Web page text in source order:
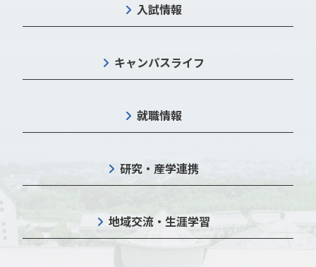
入試情報
キャンパスライフ
就職情報
研究・産学連携
地域交流・生涯学習